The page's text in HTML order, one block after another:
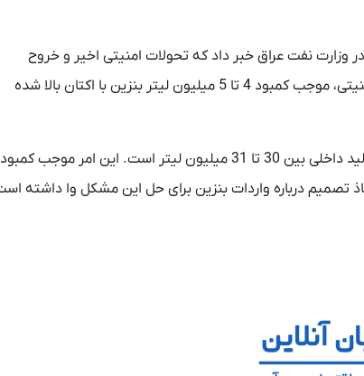
وزارت نفت عراق خبر داد که تحولات امنیتی اخیر و خروح
شرکت‌های خارجی ناظر بر واحد FCC در پالایشگاه جنوب به علت نگرانی‌های امنیتی، موجب کمبود 4 تا 5 میلیون لیتر بنزین با اکتان بالا شده
به گفته صادق مصرف بنزین به روزانه 34.5 میلیون لیتر رسیده درحالی که تولید داخلی بین 30 تا 31 میلیون لیتر است. این امر موجب کمبود